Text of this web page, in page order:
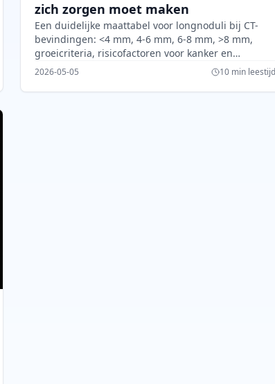
zich zorgen moet maken
Een duidelijke maattabel voor longnoduli bij CT-
bevindingen: <4 mm, 4-6 mm, 6-8 mm, >8 mm,
groeicriteria, risicofactoren voor kanker en
Fleischner follow-up.
2026-05-05 10 min leestijd